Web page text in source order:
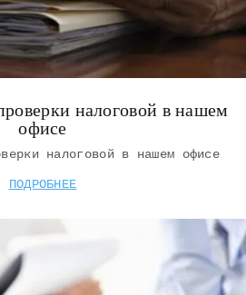
налоговой в нашем
офисе
налоговой в нашем офисе
ПОДРОБНЕЕ